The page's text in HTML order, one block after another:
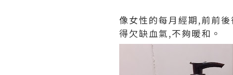
像女性的每月經期,前前
得欠缺血氣,不夠暖和。